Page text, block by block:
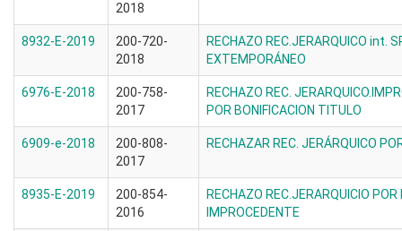
2018
8932-E-2019
200-720-
2018
RECHAZO REC.JERARQUICO int.
EXTEMPORÁNEO
6976-E-2018
200-758-
2017
RECHAZO REC.
POR BONIFICACION TITULO
6909-e-2018
200-808-
2017
RECHAZAR REC. JERÁRQUICO
8935-E-2019
200-854-
2016
RECHAZO REC.JERARQUICIO
IMPROCEDENTE